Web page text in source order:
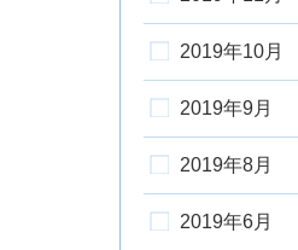
2019年10月
2019年9月
2019年8月
2019年6月